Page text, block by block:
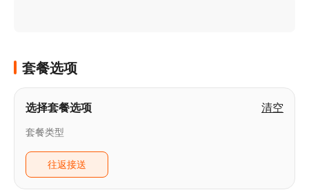
套餐选项
选择套餐选项 清空
套餐类型
往返接送